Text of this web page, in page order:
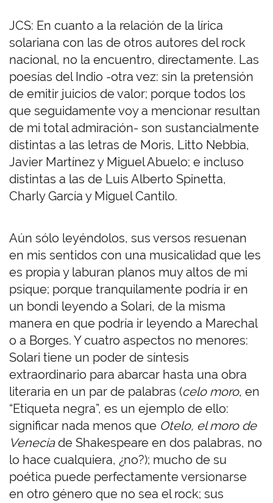
JCS: En cuanto a la relación de la lírica
solariana con las de otros autores del rock
nacional, no la encuentro, directamente. Las
poesías del Indio -otra vez: sin la pretensión
de emitir juicios de valor; porque todos los
que seguidamente voy a mencionar resultan
de mi total admiración- son sustancialmente
distintas a las letras de Moris, Litto Nebbia,
Javier Martínez y Miguel Abuelo; e incluso
distintas a las de Luis Alberto Spinetta,
Charly García y Miguel Cantilo.
Aún sólo leyéndolos, sus versos resuenan
en mis sentidos con una musicalidad que les
es propia y laburan planos muy altos de mi
psique; porque tranquilamente podría ir en
un bondi leyendo a Solari, de la misma
manera en que podría ir leyendo a Marechal
o a Borges. Y cuatro aspectos no menores:
Solari tiene un poder de síntesis
extraordinario para abarcar hasta una obra
literaria en un par de palabras (celo moro, en
“Etiqueta negra”, es un ejemplo de ello:
significar nada menos que Otelo, el moro de
Veneciade Shakespeare en dos palabras, no
lo hace cualquiera, ¿no?); mucho de su
poética puede perfectamente versionarse
en otro género que no sea el rock; sus